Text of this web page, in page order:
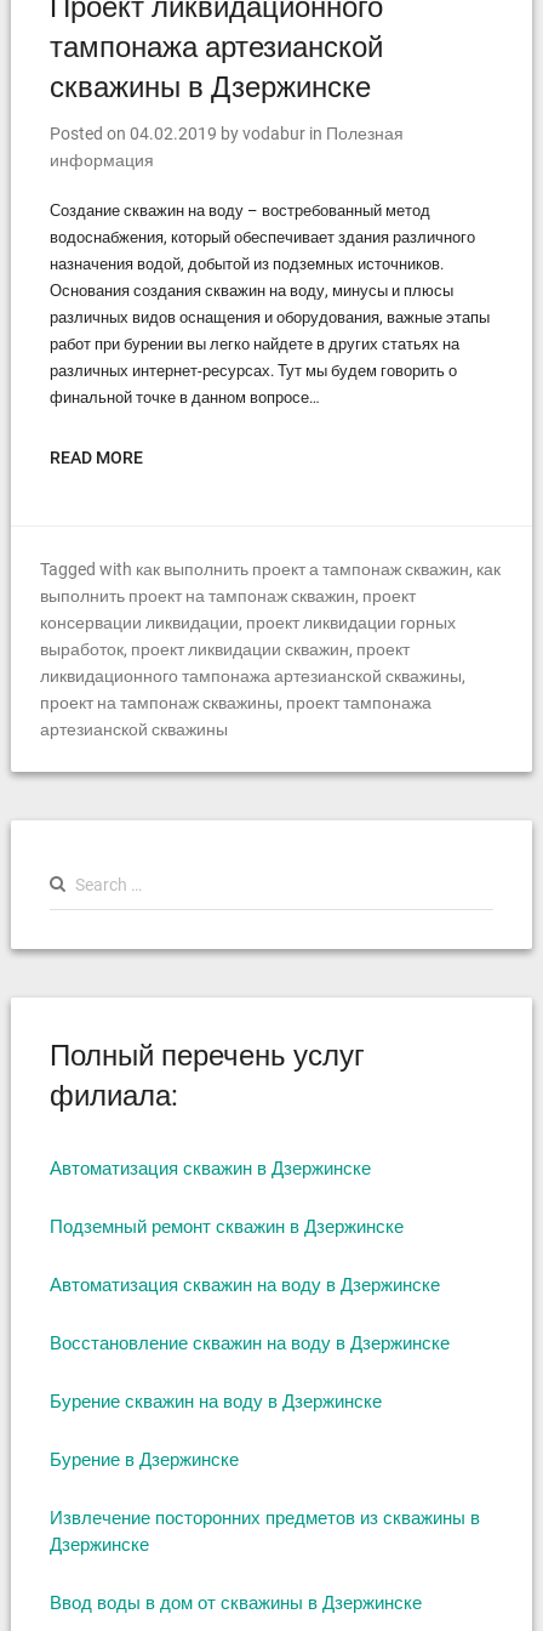
Проект ликвидационного
тампонажа артезианской
скважины в Дзержинске
Posted on 04.02.2019 byvodabur in Полезная
информация
Создание скважин на воду – востребованный метод
водоснабжения, который обеспечивает здания различного
назначения водой, добытой из подземных источников.
Основания создания скважин на воду, минусы и плюсы
различных видов оснащения и оборудования, важные этапы
работ при бурении вы легко найдете в других статьях на
различных интернет-ресурсах. Тут мы будем говорить о
финальной точке в данном вопросе…
READ MORE
Tagged with как выполнить проект а тампонаж скважин, как
выполнить проект на тампонаж скважин, проект
консервации ликвидации, проект ликвидации горных
выработок, проект ликвидации скважин, проект
ликвидационного тампонажа артезианской скважины,
проект на тампонаж скважины, проект тампонажа
артезианской скважины
S
r
r
Полный перечень услуг
филиала:
Автоматизация скважин в Дзержинске
Подземный ремонт скважин в Дзержинске
Автоматизация скважин на воду в Дзержинске
Восстановление скважин на воду в Дзержинске
Бурение скважин на воду в Дзержинске
Бурение в Дзержинске
Извлечение посторонних предметов из скважины в
Дзержинске
Ввод воды в дом от скважины в Дзержинске